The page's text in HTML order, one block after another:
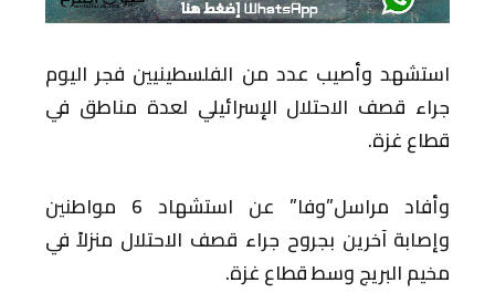
استشهد وأصيب عدد من الفلسطينيين فجر اليوم
جراء قصف الاحتلال الإسرائيلي لعدة مناطق في
قطاع غزة.
وأفاد مراسل”وفا” عن استشهاد 6 مواطنين
وإصابة آخرين بجروح جراء قصف الاحتلال منزلاً في
مخيم البريج وسط قطاع غزة.